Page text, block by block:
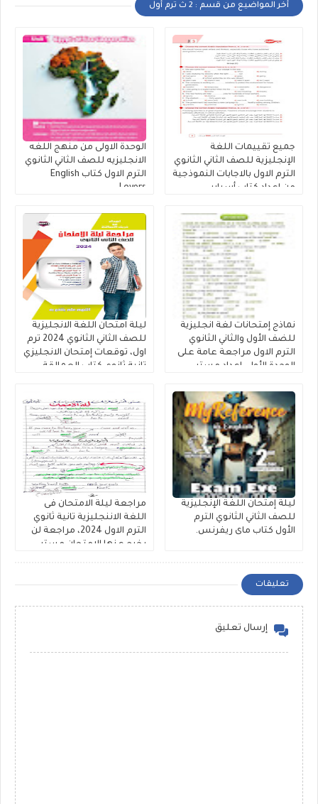
أخر المواضيع من قسم : 2 ث ترم أول
جميع تقييمات اللغة
الإنجليزية للصف الثاني الثانوي
الترم الاول بالاجابات النموذجية
من إعداد كتاب أسباير
الوحدة الاولى من منهج اللغه
الانجليزيه للصف الثاني الثانوي
الترم الاول كتاب English
Lovers
نماذج إمتحانات لغة انجليزية
للضف الأول والثاني الثانوي
الترم الاول مراجعة عامة على
الوحدة الأولى إعداد مستر
ليلة امتحان اللغة الانجليزية
للصف الثاني الثانوي 2024 ترم
اول، توقعات إمتحان الانجليزي
تانية ثانوي كتاب العمالقة
ليلة إمتحان اللغة الإنجليزية
للصف الثاني الثانوي الترم
الأول كتاب ماى ريفرنس.
مراجعة ليلة الامتحان فى
اللغة الاننجليزية تانية ثانوي
الترم الاول 2024، مراجعة لن
يخرج عنها الامتحان مستر
تعليقات
إرسال تعليق